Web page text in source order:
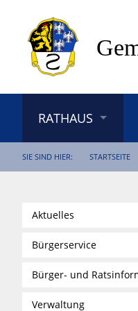
RATHAUS
SIE SIND HIER: STARTSEITE
Aktuelles
Bürgerservice
Bürger- und
Verwaltung